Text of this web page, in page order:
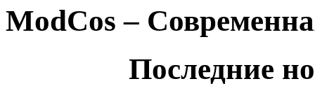
ModCos –
Последние